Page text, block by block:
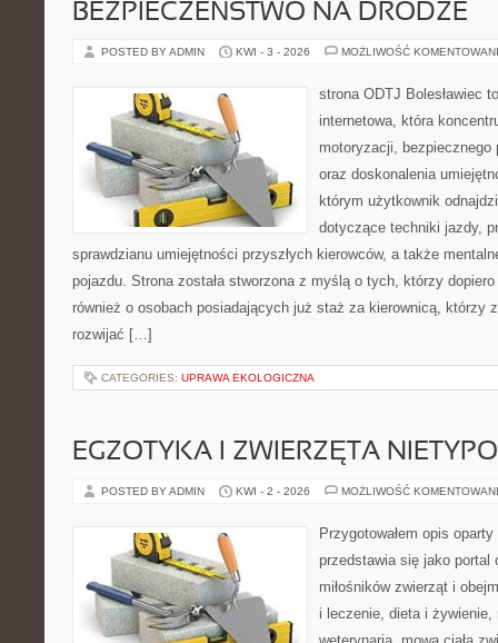
BEZPIECZEŃSTWO NA DRODZE
POSTED BY ADMIN KWI - 3 - 2026 MOŻLIWOŚĆ
strona ODTJ Bolesławiec
internetowa, która
motoryzacji, bezpiecznego
oraz doskonalenia
którym użytkownik
dotyczące techniki jazdy,
sprawdzianu umiejętności przyszłych kierowców, a także
pojazdu. Strona została stworzona z myślą o tych, którzy
również o osobach posiadających już staż za kierownicą, którzy
rozwijać […]
CATEGORIES: UPRAWA EKOLOGICZNA
EGZOTYKA I ZWIERZĘTA
POSTED BY ADMIN KWI - 2 - 2026 MOŻLIWOŚĆ
Przygotowałem opis
przedstawia się jako portal
miłośników zwierząt i
i leczenie, dieta i żywienie,